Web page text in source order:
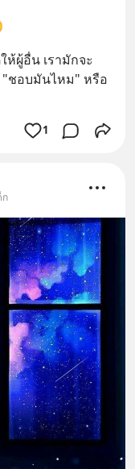
ห้ผู้อื่น เรามักจะ
"ชอบมันไหม" หรือ
1
ก